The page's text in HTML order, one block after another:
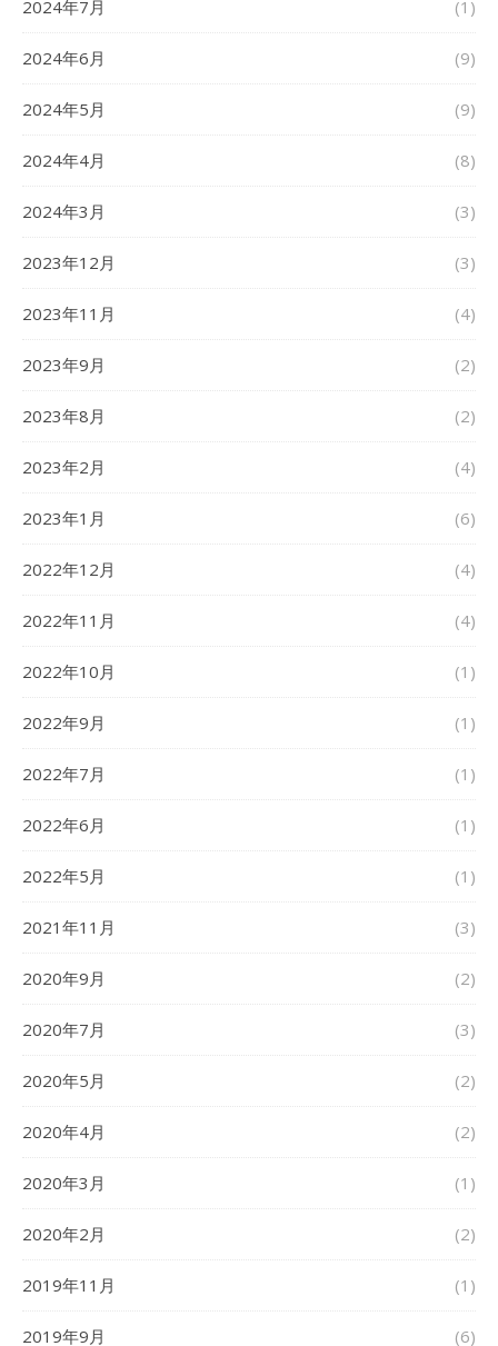
2024年7月 (1)
2024年6月 (9)
2024年5月 (9)
2024年4月 (8)
2024年3月 (3)
2023年12月 (3)
2023年11月 (4)
2023年9月 (2)
2023年8月 (2)
2023年2月 (4)
2023年1月 (6)
2022年12月 (4)
2022年11月 (4)
2022年10月 (1)
2022年9月 (1)
2022年7月 (1)
2022年6月 (1)
2022年5月 (1)
2021年11月 (3)
2020年9月 (2)
2020年7月 (3)
2020年5月 (2)
2020年4月 (2)
2020年3月 (1)
2020年2月 (2)
2019年11月 (1)
2019年9月 (6)